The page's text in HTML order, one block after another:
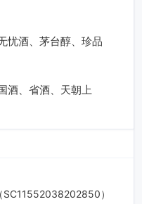
忧酒、茅台醇、珍品
酒、省酒、天朝上
）